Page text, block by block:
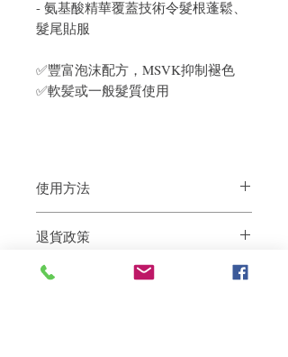
- 氨基酸精華覆蓋技術令髮根蓬鬆、
髮尾貼服
✅豐富泡沫配方，MSVK抑制褪色
✅軟髪或一般髮質使用
使用方法
按摩然後徹底沖洗。
退貨政策
如果您對我們的產品質量不滿意，我們很
樂意退款給所有客戶。首先，您需要在收